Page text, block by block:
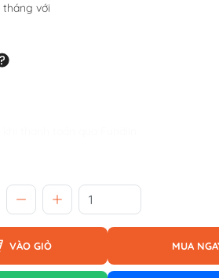
tháng với
VÀO GIỎ MUA